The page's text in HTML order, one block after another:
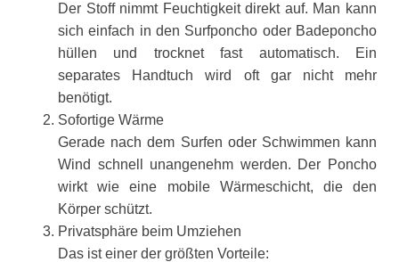
Der Stoff nimmt Feuchtigkeit direkt auf. Man kann
sich einfach in den Surfponcho oder Badeponcho
hüllen und trocknet fast automatisch. Ein
separates Handtuch wird oft gar nicht mehr
benötigt.
Sofortige Wärme
Gerade nach dem Surfen oder Schwimmen kann
Wind schnell unangenehm werden. Der Poncho
wirkt wie eine mobile Wärmeschicht, die den
Körper schützt.
Privatsphäre beim Umziehen
Das ist einer der größten Vorteile: